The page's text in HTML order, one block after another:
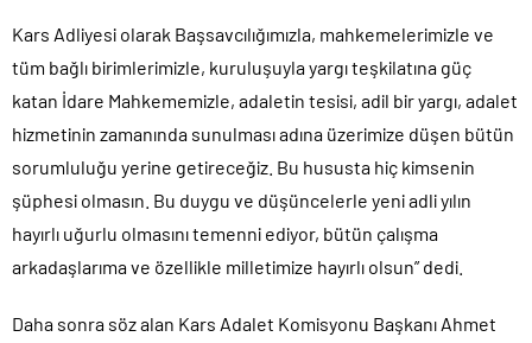
Kars Adliyesi olarak Başsavcılığımızla, mahkemelerimizle ve
tüm bağlı birimlerimizle, kuruluşuyla yargı teşkilatına güç
katan İdare Mahkememizle, adaletin tesisi, adil bir yargı, adalet
hizmetinin zamanında sunulması adına üzerimize düşen bütün
sorumluluğu yerine getireceğiz. Bu hususta hiç kimsenin
şüphesi olmasın. Bu duygu ve düşüncelerle yeni adli yılın
hayırlı uğurlu olmasını temenni ediyor, bütün çalışma
arkadaşlarıma ve özellikle milletimize hayırlı olsun” dedi.
Daha sonra söz alan Kars Adalet Komisyonu Başkanı Ahmet